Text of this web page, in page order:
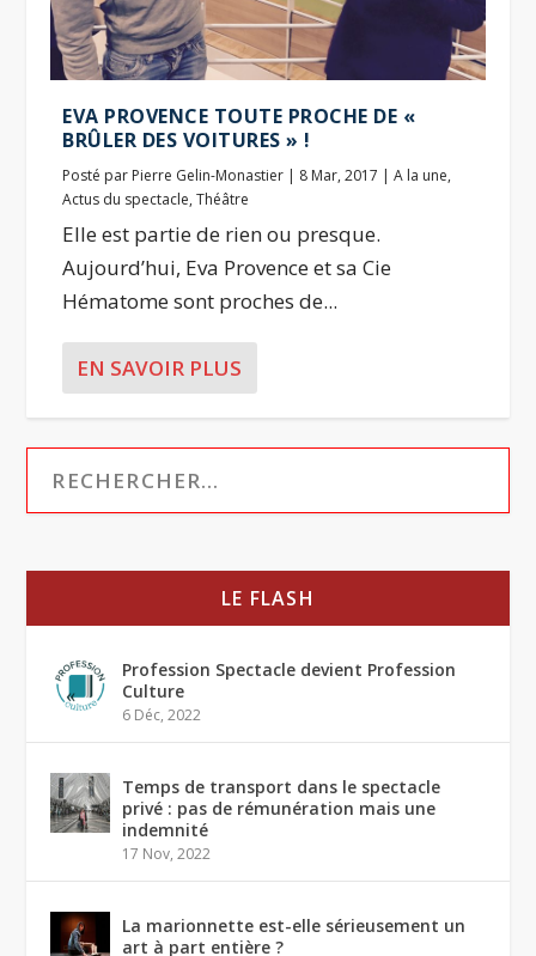
EVA PROVENCE TOUTE PROCHE DE «
BRÛLER DES VOITURES » !
Posté par Pierre Gelin-Monastier | 8 Mar, 2017 |A la une,
Actus du spectacle,Théâtre
Elle est partie de rien ou presque.
Aujourd’hui, Eva Provence et sa Cie
Hématome sont proches de...
EN SAVOIR PLUS
LE FLASH
Profession Spectacle devient Profession
Culture
6 Déc, 2022
Temps de transport dans le spectacle
privé : pas de rémunération mais une
indemnité
17 Nov, 2022
La marionnette est-elle sérieusement un
art à part entière ?